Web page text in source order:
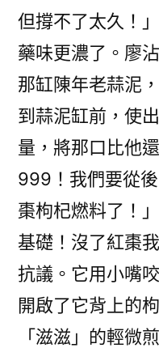
但撐不了太久！
藥味更濃了。廖
那缸陳年老蒜泥
到蒜泥缸前，使
量，將那口比他
999！我們要從
棗枸杞燃料了！
基礎！沒了紅棗
抗議。它用小嘴
開啟了它背上的
「滋滋」的輕微